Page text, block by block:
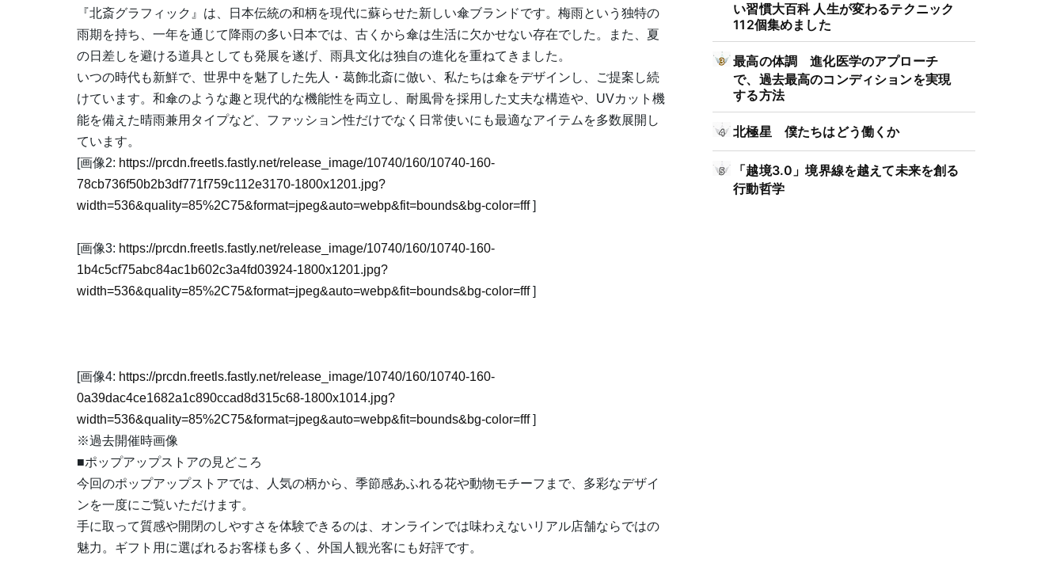
『北斎グラフィック』は、日本伝統の和柄を現代に蘇らせた新しい傘ブランドです。梅雨という独特の
雨期を持ち、一年を通じて降雨の多い日本では、古くから傘は生活に欠かせない存在でした。また、夏
の日差しを避ける道具としても発展を遂げ、雨具文化は独自の進化を重ねてきました。
いつの時代も新鮮で、世界中を魅了した先人・葛飾北斎に倣い、私たちは傘をデザインし、ご提案し続
けています。和傘のような趣と現代的な機能性を両立し、耐風骨を採用した丈夫な構造や、UVカット機
能を備えた晴雨兼用タイプなど、ファッション性だけでなく日常使いにも最適なアイテムを多数展開し
ています。
[画像2: https://prcdn.freetls.fastly.net/release_image/10740/160/10740-160-
78cb736f50b2b3df771f759c112e3170-1800x1201.jpg?
width=536&quality=85%2C75&format=jpeg&auto=webp&fit=bounds&bg-color=fff]
[画像3: https://prcdn.freetls.fastly.net/release_image/10740/160/10740-160-
1b4c5cf75abc84ac1b602c3a4fd03924-1800x1201.jpg?
width=536&quality=85%2C75&format=jpeg&auto=webp&fit=bounds&bg-color=fff]
[画像4: https://prcdn.freetls.fastly.net/release_image/10740/160/10740-160-
0a39dac4ce1682a1c890ccad8d315c68-1800x1014.jpg?
width=536&quality=85%2C75&format=jpeg&auto=webp&fit=bounds&bg-color=fff]
※過去開催時画像
■ポップアップストアの見どころ
今回のポップアップストアでは、人気の柄から、季節感あふれる花や動物モチーフまで、多彩なデザイ
ンを一度にご覧いただけます。
手に取って質感や開閉のしやすさを体験できるのは、オンラインでは味わえないリアル店舗ならではの
魅力。ギフト用に選ばれるお客様も多く、外国人観光客にも好評です。
い習慣大百科 人生が変わるテクニック
112個集めました
最高の体調 進化医学のアプローチ
で、過去最高のコンディションを実現
する方法
北極星 僕たちはどう働くか
「越境3.0」境界線を越えて未来を創る
行動哲学